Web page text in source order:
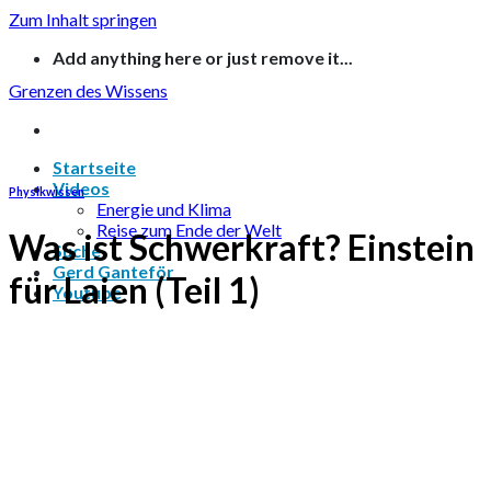
Zum Inhalt springen
Add anything here or just remove it...
Grenzen des Wissens
Startseite
Videos
Energie und Klima
Reise zum Ende der Welt
Suche
Gerd Ganteför
Youtube
Physikwissen
Was ist Schwerkraft? Einstein
für Laien (Teil 1)